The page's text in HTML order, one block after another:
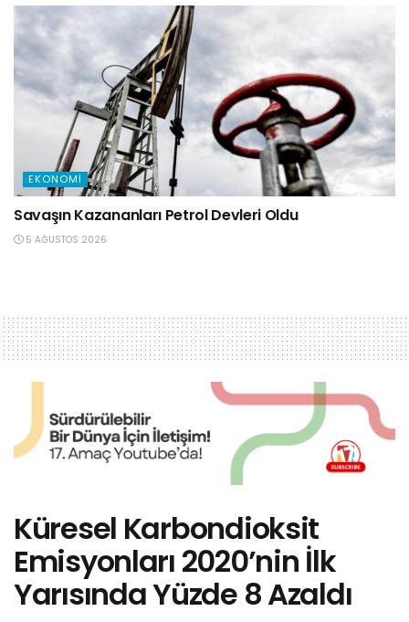
EKONOMI
Savaşın Kazananları Petrol Devleri Oldu
5 AĞUSTOS 2026
Küresel Karbondioksit
Emisyonları 2020’nin İlk
Yarısında Yüzde 8 Azaldı